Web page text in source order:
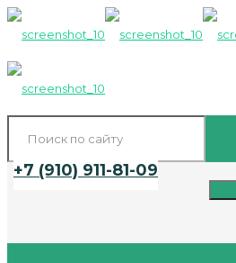
+7 (910) 911-81-09